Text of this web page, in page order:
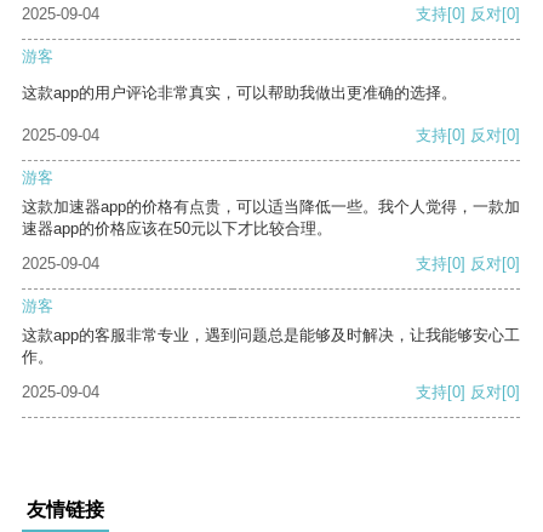
2025-09-04
支持[0] 反对[0]
游客
这款app的用户评论非常真实，可以帮助我做出更准确的选择。
2025-09-04 支持[0] 反对[0]
游客
这款加速器app的价格有点贵，可以适当降低一些。我个人觉得，一款加
速器app的价格应该在50元以下才比较合理。
2025-09-04
支持[0] 反对[0]
游客
这款app的客服非常专业，遇到问题总是能够及时解决，让我能够安心工
作。
2025-09-04
支持[0] 反对[0]
友情链接